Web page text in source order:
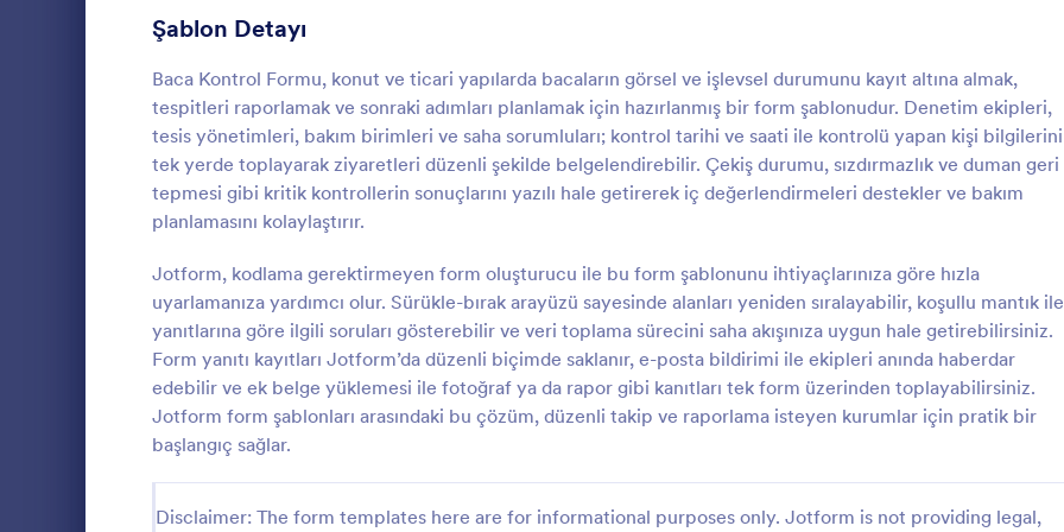
Şablon Detayı
Baca Kontrol Formu, konut ve ticari yapılarda bacaların görsel ve işlevsel durumunu kayıt altına almak,
tespitleri raporlamak ve sonraki adımları planlamak için hazırlanmış bir form şablonudur. Denetim ekipleri,
tesis yönetimleri, bakım birimleri ve saha sorumluları; kontrol tarihi ve saati ile kontrolü yapan kişi bilgilerini
tek yerde toplayarak ziyaretleri düzenli şekilde belgelendirebilir. Çekiş durumu, sızdırmazlık ve duman geri
tepmesi gibi kritik kontrollerin sonuçlarını yazılı hale getirerek iç değerlendirmeleri destekler ve bakım
planlamasını kolaylaştırır.
Jotform, kodlama gerektirmeyen form oluşturucu ile bu form şablonunu ihtiyaçlarınıza göre hızla
uyarlamanıza yardımcı olur. Sürükle-bırak arayüzü sayesinde alanları yeniden sıralayabilir, koşullu mantık ile
yanıtlarına göre ilgili soruları gösterebilir ve veri toplama sürecini saha akışınıza uygun hale getirebilirsiniz.
Form yanıtı kayıtları Jotform’da düzenli biçimde saklanır, e-posta bildirimi ile ekipleri anında haberdar
edebilir ve ek belge yüklemesi ile fotoğraf ya da rapor gibi kanıtları tek form üzerinden toplayabilirsiniz.
Jotform form şablonları arasındaki bu çözüm, düzenli takip ve raporlama isteyen kurumlar için pratik bir
başlangıç sağlar.
Disclaimer: The form templates here are for informational purposes only. Jotform is not providing legal,
: Günlük Şantiye İş Güvenliği Bilgilendirme
bilgilendirmelerini kayıt altına almak, risk ve
önlemleri izlemek ve katılımcı onaylarını
toplamak için Günlük Şantiye İş Güvenliği
Bilgilendirme Formu kullanın.
Go to Category:
İnşaat Formları
Şablon Kullan
:
Kontrol Listesi Formu, gıda üretim
tesislerinde denetimleri kayıt altına
uygunsuzlukları izlemeyi ve
faaliyetleri takip etmeyi
Go to Category:
Denetim
Şablon Kullan
Üye Kayıt Formları
Oy Formları 22
Özet Formları 17
Onay Formları 89
Değerlendirme Formları 104
Katılım Formları 12
Denetim 78
Yetkilendirme Formları
Ödül Formları 17
Hesaplama Formları 15